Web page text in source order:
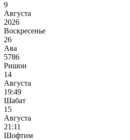
9
Августа
2026
Воскресенье
26
Ава
5786
Ришон
14
Августа
19:49
Шабат
15
Августа
21:11
Шофтим